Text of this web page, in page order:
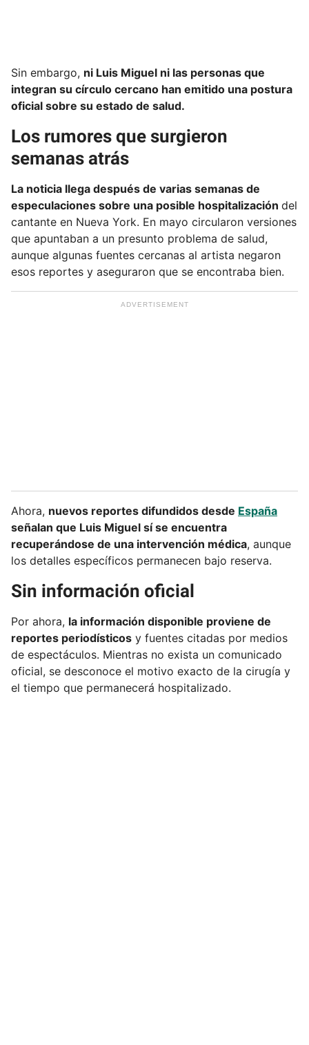
Sin embargo, ni Luis Miguel ni las personas que
integran su círculo cercano han emitido una postura
oficial sobre su estado de salud.
Los rumores que surgieron
semanas atrás
La noticia llega después de varias semanas de
especulaciones sobre una posible hospitalización del
cantante en Nueva York. En mayo circularon versiones
que apuntaban a un presunto problema de salud,
aunque algunas fuentes cercanas al artista negaron
esos reportes y aseguraron que se encontraba bien.
Ahora, nuevos reportes difundidos desde España
señalan que Luis Miguel sí se encuentra
recuperándose de una intervención médica, aunque
los detalles específicos permanecen bajo reserva.
Sin información oficial
Por ahora, la información disponible proviene de
reportes periodísticos y fuentes citadas por medios
de espectáculos. Mientras no exista un comunicado
oficial, se desconoce el motivo exacto de la cirugía y
el tiempo que permanecerá hospitalizado.